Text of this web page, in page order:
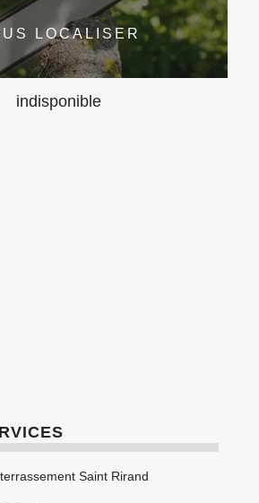
LOCALISER
indisponible
Saint Rirand